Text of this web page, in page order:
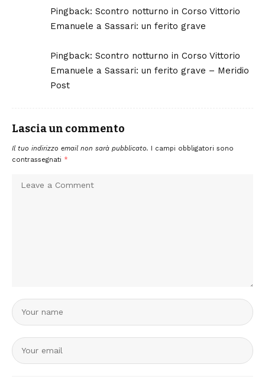
Pingback: Scontro notturno in Corso Vittorio
Emanuele a Sassari: un ferito grave
Pingback: Scontro notturno in Corso Vittorio
Emanuele a Sassari: un ferito grave – Meridio
Post
Lascia un commento
Il tuo indirizzo email non sarà pubblicato. I campi obbligatori sono
contrassegnati *